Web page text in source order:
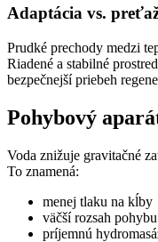
Adaptácia vs.
Prudké prechody medzi
Riadené a stabilné
bezpečnejší priebeh
Pohybový
Voda znižuje gravitačné
To znamená:
menej tlaku na kĺby
väčší rozsah pohybu
príjemnú